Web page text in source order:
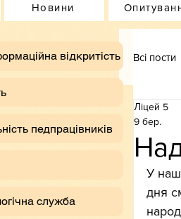
Новини
Всі пости
Ліцей 5
9 бер.
У
дня
відкритість
педпрацівників
служба